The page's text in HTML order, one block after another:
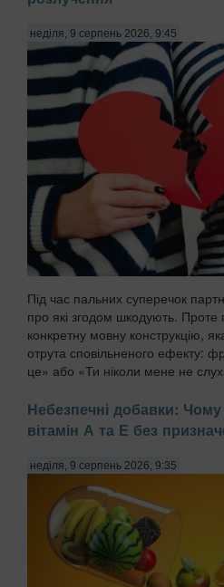
неділя, 9 серпень 2026, 9:45
Під час пальних суперечок
про які згодом шкодують. Проте
конкретну мовну конструкцію,
отрута сповільненого ефекту:
це» або «Ти ніколи мене не
Небезпечні добавки:
вітамін А та Е без
неділя, 9 серпень 2026, 9:35